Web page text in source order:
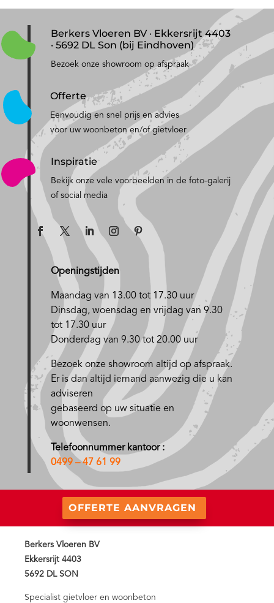
Berkers Vloeren BV · Ekkersrijt 4403
· 5692 DL Son (bij Eindhoven)
Bezoek onze showroom op afspraak
Offerte
Eenvoudig en snel prijs en advies
voor uw woonbeton en/of gietvloer
Inspiratie
Bekijk onze vele voorbeelden in de foto-galerij
of social media
Openingstijden
Maandag van 13.00 tot 17.30 uur
Dinsdag, woensdag en vrijdag van 9.30
tot 17.30 uur
Donderdag van 9.30 tot 20.00 uur
Bezoek onze showroom altijd op afspraak.
Er is dan altijd iemand aanwezig die u kan
adviseren
gebaseerd op uw situatie en
woonwensen.
Telefoonnummer kantoor :
0499 – 47 61 99
OFFERTE AANVRAGEN
Berkers Vloeren BV
Ekkersrijt 4403
5692 DL SON
Specialist gietvloer en woonbeton